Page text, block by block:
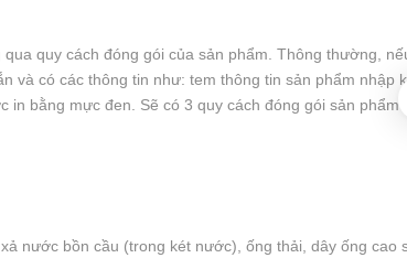
quy cách đóng gói của sản phẩm. Thông thường,
có các thông tin như: tem thông tin sản phẩm nhập
bằng mực đen. Sẽ có 3 quy cách đóng gói sản phẩm
nước bồn cầu (trong két nước), ống thải, dây ống cao